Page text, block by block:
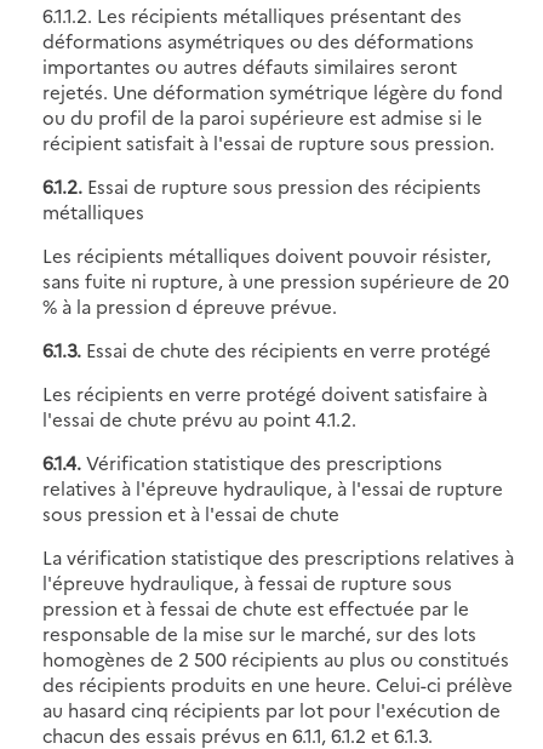
6.1.1.2. Les récipients métalliques présentant des
déformations asymétriques ou des déformations
importantes ou autres défauts similaires seront
rejetés. Une déformation symétrique légère du fond
ou du profil de la paroi supérieure est admise si le
récipient satisfait à l'essai de rupture sous pression.
6.1.2. Essai de rupture sous pression des récipients
métalliques
Les récipients métalliques doivent pouvoir résister,
sans fuite ni rupture, à une pression supérieure de 20
% à la pression d épreuve prévue.
6.1.3. Essai de chute des récipients en verre protégé
Les récipients en verre protégé doivent satisfaire à
l'essai de chute prévu au point 4.1.2.
6.1.4.Vérification statistique des prescriptions
relatives à l'épreuve hydraulique, à l'essai de rupture
sous pression et à l'essai de chute
La vérification statistique des prescriptions relatives à
l'épreuve hydraulique, à fessai de rupture sous
pression et à fessai de chute est effectuée par le
responsable de la mise sur le marché, sur des lots
homogènes de 2 500 récipients au plus ou constitués
des récipients produits en une heure. Celui-ci prélève
au hasard cinq récipients par lot pour l'exécution de
chacun des essais prévus en 6.1.1, 6.1.2 et 6.1.3.